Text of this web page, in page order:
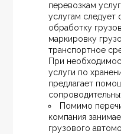
перевозкам
услугам следует
обработку
маркировку
транспортное
При
услуги по
предлагает
Помимо
компания
грузового